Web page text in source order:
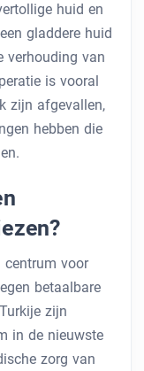
huid en
gladdere huid
verhouding van
is vooral
zijn afgevallen,
hebben die
centrum voor
betaalbare
zijn
in de nieuwste
zorg van